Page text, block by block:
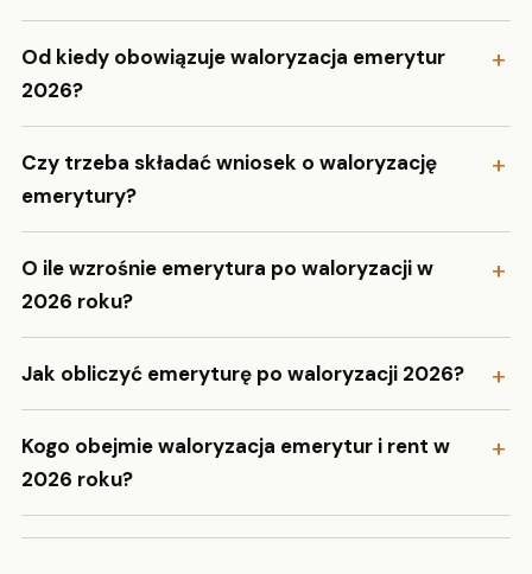
Od kiedy obowiązuje waloryzacja emerytur
2026?
Czy trzeba składać wniosek o waloryzację
emerytury?
O ile wzrośnie emerytura po waloryzacji w
2026 roku?
Jak obliczyć emeryturę po waloryzacji 2026?
Kogo obejmie waloryzacja emerytur i rent w
2026 roku?